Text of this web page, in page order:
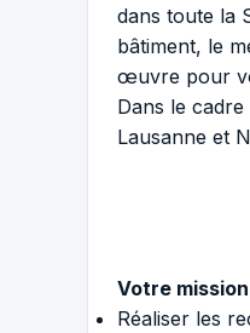
dans toute la
bâtiment, le
œuvre pour
Dans le
Lausanne et
Votre
Réaliser les